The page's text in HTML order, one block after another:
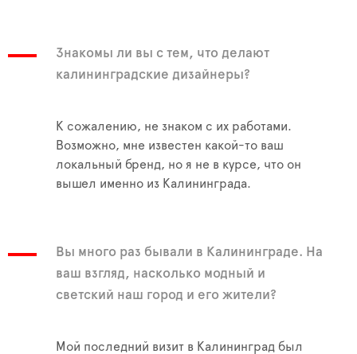
Знакомы ли вы с тем, что делают
калининградские дизайнеры?
К сожалению, не знаком с их работами.
Возможно, мне известен какой-то ваш
локальный бренд, но я не в курсе, что он
вышел именно из Калининграда.
Вы много раз бывали в Калининграде. На
ваш взгляд, насколько модный и
светский наш город и его жители?
Мой последний визит в Калининград был